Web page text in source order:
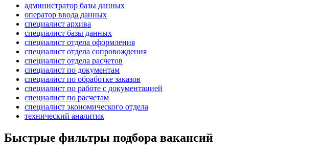
администратор базы данных
оператор ввода данных
специалист архива
специалист базы данных
специалист отдела оформления
специалист отдела сопровождения
специалист отдела расчетов
специалист по документам
специалист по обработке заказов
специалист по работе с документацией
специалист по расчетам
специалист экономического отдела
технический аналитик
Быстрые фильтры подбора вакансий